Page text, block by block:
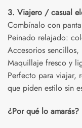
3. Viajero / casual
Combínalo con
Peinado relajado:
Accesorios
Maquillaje fresco y
Perfecto para viajar,
que piden estilo sin
¿Por qué lo amarás?